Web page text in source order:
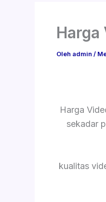
Harga
Oleh admin /
Harga
sekadar
kualitas